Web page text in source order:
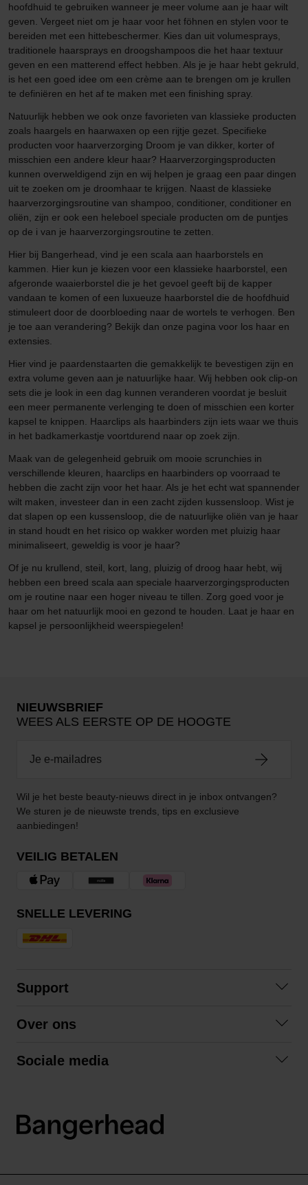
hoofdhuid te gebruiken wanneer je meer volume aan je haar wilt
geven. Vergeet niet om je haar voor het föhnen en stylen voor te
bereiden met een hittebeschermer. Kies dan uit volumesprays,
traditionele haarsprays en droogshampoos die het haar textuur
geven en een matterend effect hebben. Als je je haar hebt gekruld,
is het een goed idee om een crème aan te brengen om je krullen
te definiëren en het af te maken met een finishing spray.
Natuurlijk hebben we ook onze favorieten van klassieke producten
zoals haargels en haarwaxen op een rijtje gezet. Specifieke
producten voor haarverzorging Droom je van dikker, korter of
misschien een andere kleur haar? Haarverzorgingsproducten
kunnen overweldigend zijn en wij helpen je graag een paar dingen
uit te zoeken om je droomhaar te krijgen. Naast de klassieke
haarverzorgingsroutine van shampoo, conditioner, conditioner en
oliën, zijn er ook een heleboel speciale producten om de puntjes
op de i van je haarverzorgingsroutine te zetten.
Hier bij Bangerhead, vind je een scala aan haarborstels en
kammen. Hier kun je kiezen voor een klassieke haarborstel, een
afgeronde waaierborstel die je het gevoel geeft bij de kapper
vandaan te komen of een luxueuze haarborstel die de hoofdhuid
stimuleert door de doorbloeding naar de wortels te verhogen. Ben
je toe aan verandering? Bekijk dan onze pagina voor los haar en
extensies.
Hier vind je paardenstaarten die gemakkelijk te bevestigen zijn en
extra volume geven aan je natuurlijke haar. Wij hebben ook clip-on
sets die je look in een dag kunnen veranderen voordat je besluit
een meer permanente verlenging te doen of misschien een korter
kapsel te knippen. Haarclips als haarbinders zijn iets waar we thuis
in het badkamerkastje voortdurend naar op zoek zijn.
Maak van de gelegenheid gebruik om mooie scrunchies in
verschillende kleuren, haarclips en haarbinders op voorraad te
hebben die zacht zijn voor het haar. Als je het echt wat spannender
wilt maken, investeer dan in een zacht zijden kussensloop. Wist je
dat slapen op een kussensloop, die de natuurlijke oliën van je haar
in stand houdt en het risico op wakker worden met pluizig haar
minimaliseert, geweldig is voor je haar?
Of je nu krullend, steil, kort, lang, pluizig of droog haar hebt, wij
hebben een breed scala aan speciale haarverzorgingsproducten
om je routine naar een hoger niveau te tillen. Zorg goed voor je
haar om het natuurlijk mooi en gezond te houden. Laat je haar en
kapsel je persoonlijkheid weerspiegelen!
NIEUWSBRIEF
WEES ALS EERSTE OP DE HOOGTE
Wil je het beste beauty-nieuws direct in je inbox ontvangen?
We sturen je de nieuwste trends, tips en exclusieve
aanbiedingen!
VEILIG BETALEN
SNELLE LEVERING
Support
Algemene voorwaarden
Over ons
Sociale media
LinkedIn